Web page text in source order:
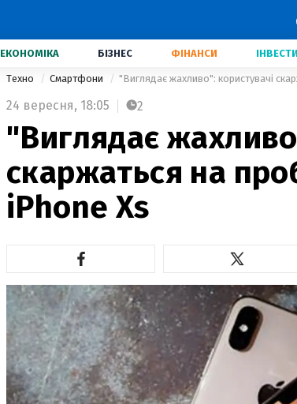
ЕКОНОМІКА БІЗНЕС ФІНАНСИ
Техно Смартфони "Виглядає жахливо": користувачі
24 вересня, 18:05 2
"Виглядає
скаржаться на
iPhone Xs